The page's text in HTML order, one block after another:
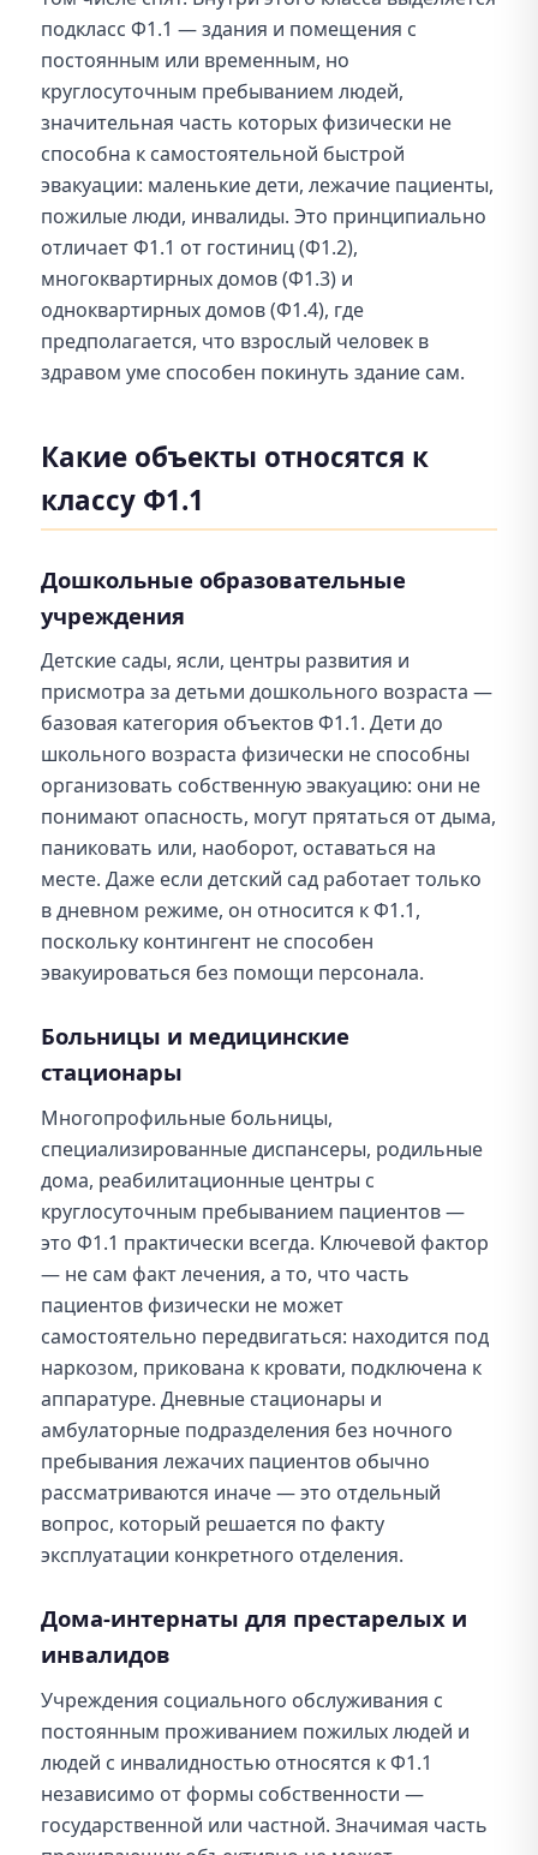
подкласс Ф1.1 — здания и помещения с
постоянным или временным, но
круглосуточным пребыванием людей,
значительная часть которых физически не
способна к самостоятельной быстрой
эвакуации: маленькие дети, лежачие пациенты,
пожилые люди, инвалиды. Это принципиально
отличает Ф1.1 от гостиниц (Ф1.2),
многоквартирных домов (Ф1.3) и
одноквартирных домов (Ф1.4), где
предполагается, что взрослый человек в
здравом уме способен покинуть здание сам.
Какие объекты относятся к
классу Ф1.1
Дошкольные образовательные
учреждения
Детские сады, ясли, центры развития и
присмотра за детьми дошкольного возраста —
базовая категория объектов Ф1.1. Дети до
школьного возраста физически не способны
организовать собственную эвакуацию: они не
понимают опасность, могут прятаться от дыма,
паниковать или, наоборот, оставаться на
месте. Даже если детский сад работает только
в дневном режиме, он относится к Ф1.1,
поскольку контингент не способен
эвакуироваться без помощи персонала.
Больницы и медицинские
стационары
Многопрофильные больницы,
специализированные диспансеры, родильные
дома, реабилитационные центры с
круглосуточным пребыванием пациентов —
это Ф1.1 практически всегда. Ключевой фактор
— не сам факт лечения, а то, что часть
пациентов физически не может
самостоятельно передвигаться: находится под
наркозом, прикована к кровати, подключена к
аппаратуре. Дневные стационары и
амбулаторные подразделения без ночного
пребывания лежачих пациентов обычно
рассматриваются иначе — это отдельный
вопрос, который решается по факту
эксплуатации конкретного отделения.
Дома-интернаты для престарелых и
инвалидов
Учреждения социального обслуживания с
постоянным проживанием пожилых людей и
людей с инвалидностью относятся к Ф1.1
независимо от формы собственности —
государственной или частной. Значимая часть